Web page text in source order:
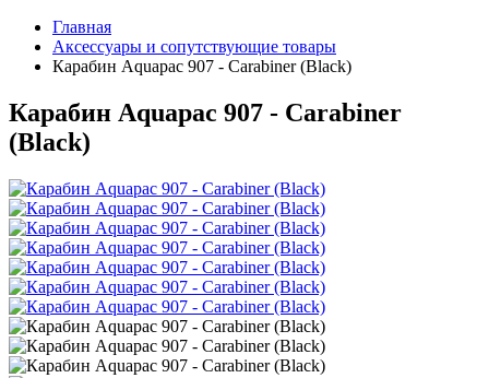
Главная
Аксессуары и сопутствующие товары
Карабин Aquapac 907 - Carabiner (Black)
Карабин Aquapac 907 - Carabiner
(Black)